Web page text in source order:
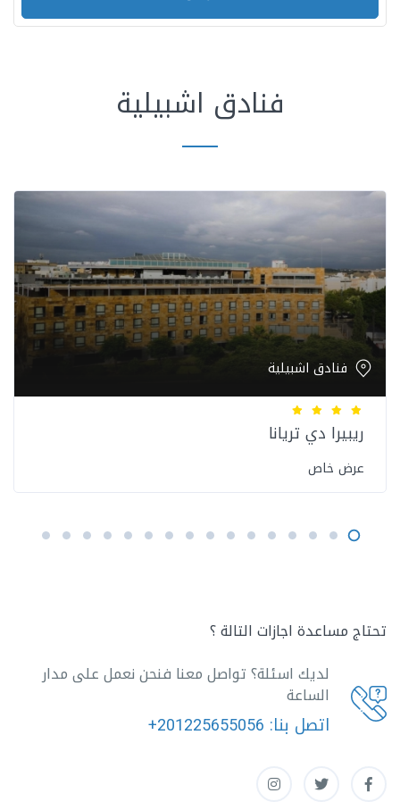
فنادق اشبيلية
فنادق اشبيلية
ريبيرا دي تريانا
عرض خاص
تحتاج مساعدة اجازات التالة ؟
لديك اسئلة؟ تواصل معنا فنحن نعمل على مدار
الساعة
اتصل بنا: +201225655056